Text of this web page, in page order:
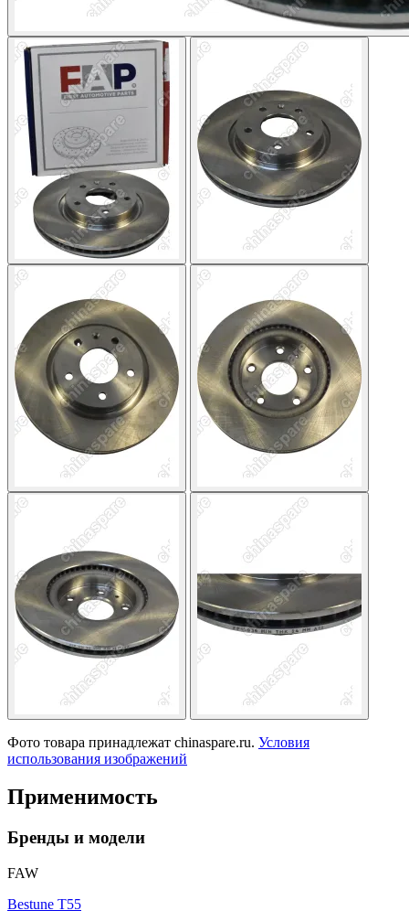
Фото товара принадлежат chinaspare.ru. Условия
использования изображений
Применимость
Бренды и модели
FAW
Bestune T55